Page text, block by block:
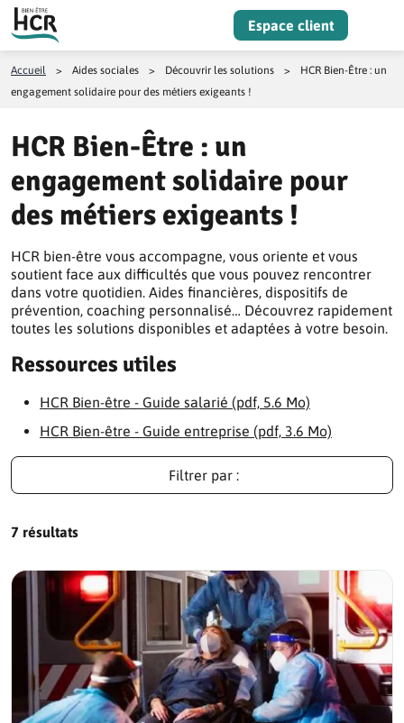
Aller au contenu
Espace client
Accueil > Aides sociales > Découvrir les solutions >
HCR Bien-Être : un
engagement solidaire pour des métiers exigeants !
HCR Bien-Être : un
engagement solidaire pour
des métiers exigeants !
HCR bien-être vous accompagne, vous oriente et vous
soutient face aux difficultés que vous pouvez rencontrer
dans votre quotidien. Aides financières, dispositifs de
prévention, coaching personnalisé… Découvrez rapidement
toutes les solutions disponibles et adaptées à votre besoin.
Ressources utiles
HCR Bien-être - Guide salarié (pdf, 5.6 Mo)
HCR Bien-être - Guide entreprise (pdf, 3.6 Mo)
Filtrer par :
7 résultats